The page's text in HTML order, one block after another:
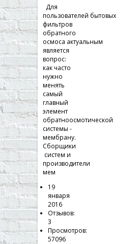
Для
пользователей бытовых
фильтров
обратного
осмоса актуальным
является
вопрос:
как часто
нужно
менять
самый
главный
элемент
обратноосмотической
системы -
мембрану.
Сборщики
систем и
производители
мем
19
января
2016
Отзывов:
3
Просмотров:
57096